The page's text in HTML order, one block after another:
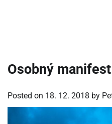
Osobný
Posted on 18. 12. 2018 by